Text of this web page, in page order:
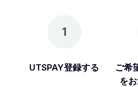
1
UTSPAY登録する
ご希
を